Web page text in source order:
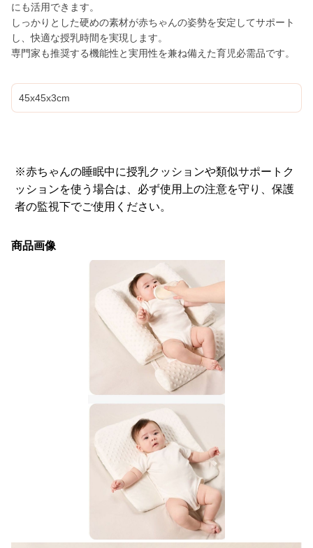
にも活用できます。
しっかりとした硬めの素材が赤ちゃんの姿勢を安定してサポート
し、快適な授乳時間を実現します。
専門家も推奨する機能性と実用性を兼ね備えた育児必需品です。
45x45x3cm
※赤ちゃんの睡眠中に授乳クッションや類似サポートク
ッションを使う場合は、必ず使用上の注意を守り、保護
者の監視下でご使用ください。
商品画像